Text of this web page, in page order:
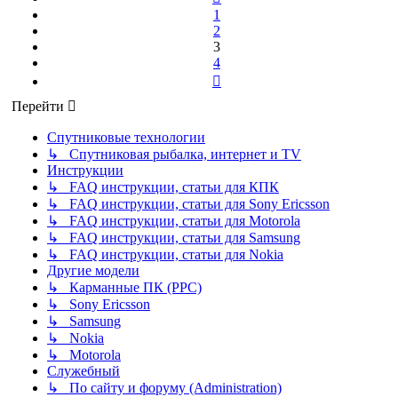
1
2
3
4
Перейти
Спутниковые технологии
↳ Спутниковая рыбалка, интернет и TV
Инструкции
↳ FAQ инструкции, статьи для КПК
↳ FAQ инструкции, статьи для Sony Ericsson
↳ FAQ инструкции, статьи для Motorola
↳ FAQ инструкции, статьи для Samsung
↳ FAQ инструкции, статьи для Nokia
Другие модели
↳ Карманные ПК (PPC)
↳ Sony Ericsson
↳ Samsung
↳ Nokia
↳ Motorola
Служебный
↳ По сайту и форуму (Administration)